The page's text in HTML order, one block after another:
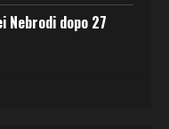
Nebrodi dopo 27